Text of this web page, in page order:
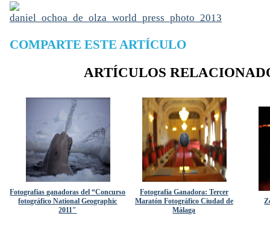
COMPARTE ESTE ARTÍCULO
ARTÍCULOS
Fotografías ganadoras del “Concurso
fotográfico National Geographic
2011″
Fotografía Ganadora: Tercer
Maratón Fotográfico Ciudad de
Málaga